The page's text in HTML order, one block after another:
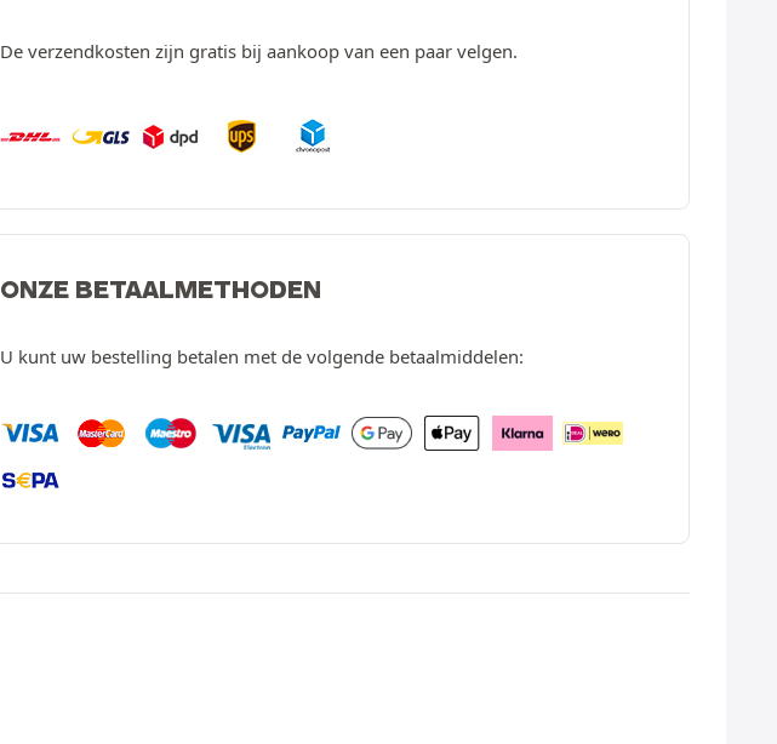
De verzendkosten zijn gratis bij aankoop van een paar velgen.
ONZE BETAALMETHODEN
U kunt uw bestelling betalen met de volgende betaalmiddelen: